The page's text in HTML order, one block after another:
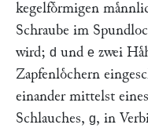
kegelfoͤrmigen
Schraube im
wird; d und e zwei
Zapfenloͤchern
einander mittelst
Schlauches, g, in